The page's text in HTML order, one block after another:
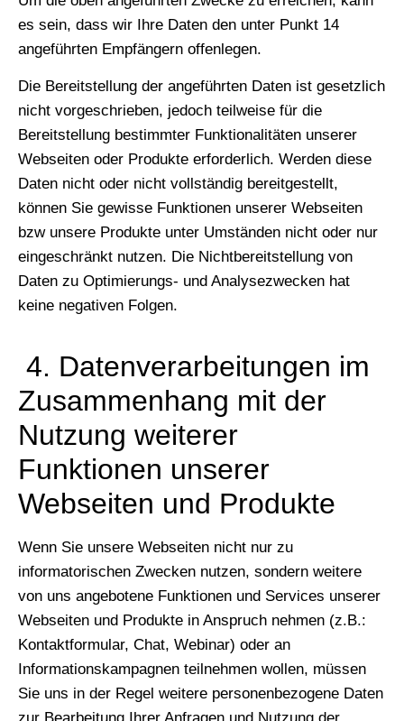
es sein, dass wir Ihre Daten den unter Punkt 14
angeführten Empfängern offenlegen.
Die Bereitstellung der angeführten Daten ist gesetzlich
nicht vorgeschrieben, jedoch teilweise für die
Bereitstellung bestimmter Funktionalitäten unserer
Webseiten oder Produkte erforderlich. Werden diese
Daten nicht oder nicht vollständig bereitgestellt,
können Sie gewisse Funktionen unserer Webseiten
bzw unsere Produkte unter Umständen nicht oder nur
eingeschränkt nutzen. Die Nichtbereitstellung von
Daten zu Optimierungs- und Analysezwecken hat
keine negativen Folgen.
4. Datenverarbeitungen im
Zusammenhang mit der
Nutzung weiterer
Funktionen unserer
Webseiten und Produkte
Wenn Sie unsere Webseiten nicht nur zu
informatorischen Zwecken nutzen, sondern weitere
von uns angebotene Funktionen und Services unserer
Webseiten und Produkte in Anspruch nehmen (z.B.:
Kontaktformular, Chat, Webinar) oder an
Informationskampagnen teilnehmen wollen, müssen
Sie uns in der Regel weitere personenbezogene Daten